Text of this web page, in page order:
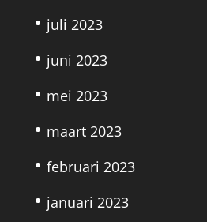
juli 2023
juni 2023
mei 2023
maart 2023
februari 2023
januari 2023